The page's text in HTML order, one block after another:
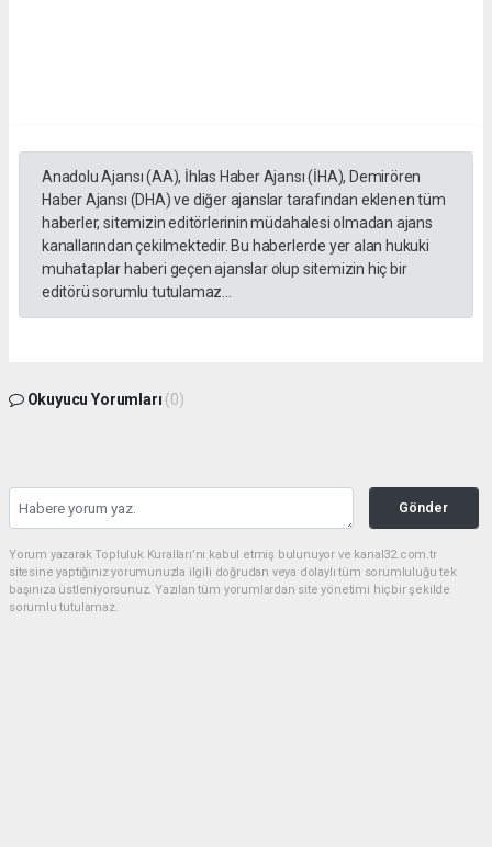
Anadolu Ajansı (AA), İhlas Haber Ajansı (İHA), Demirören
Haber Ajansı (DHA) ve diğer ajanslar tarafından eklenen tüm
haberler, sitemizin editörlerinin müdahalesi olmadan ajans
kanallarından çekilmektedir. Bu haberlerde yer alan hukuki
muhataplar haberi geçen ajanslar olup sitemizin hiç bir
editörü sorumlu tutulamaz...
Okuyucu Yorumları (0)
Gönder
Yorum yazarak Topluluk Kuralları’nı kabul etmiş bulunuyor ve kanal32.com.tr
sitesine yaptığınız yorumunuzla ilgili doğrudan veya dolaylı tüm sorumluluğu tek
başınıza üstleniyorsunuz. Yazılan tüm yorumlardan site yönetimi hiçbir şekilde
sorumlu tutulamaz.